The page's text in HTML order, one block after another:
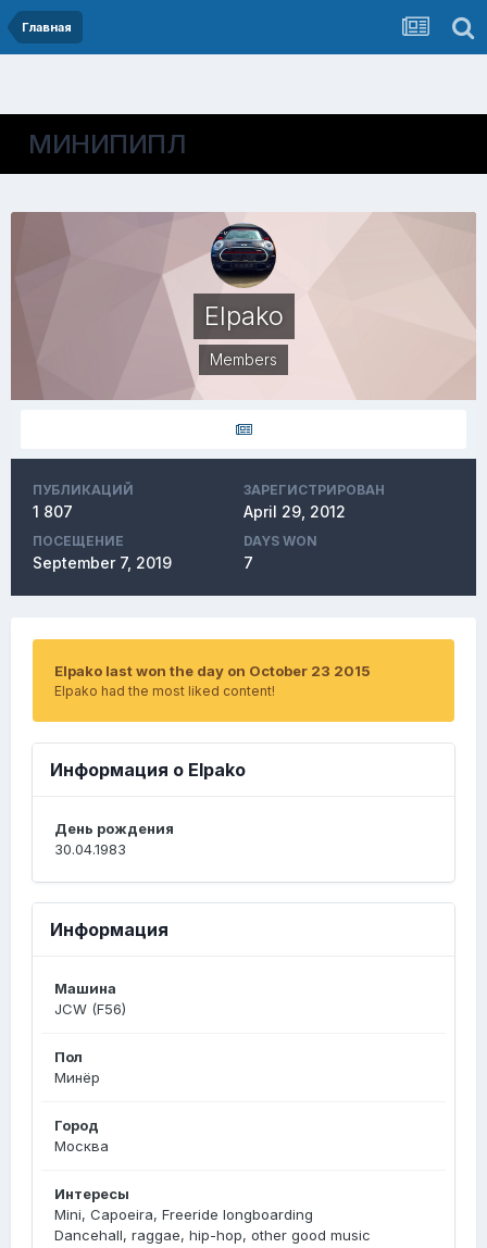
Главная
МИНИПИПЛ
Elpako
Members
ПУБЛИКАЦИЙ
1 807
ЗАРЕГИСТРИРОВАН
April 29, 2012
ПОСЕЩЕНИЕ
September 7, 2019
DAYS WON
7
Elpako last won the day on October 23 2015
Elpako had the most liked content!
Информация о Elpako
День рождения
30.04.1983
Информация
Машина
JCW (F56)
Пол
Минёр
Город
Москва
Интересы
Mini, Capoeira, Freeride longboarding
Dancehall, raggae, hip-hop, other good music